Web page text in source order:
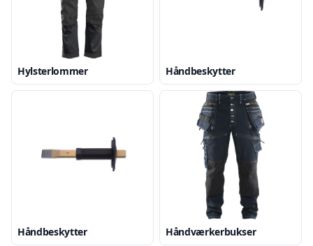
Hylsterlommer Håndbeskytter
Håndbeskytter Håndværkerbukser